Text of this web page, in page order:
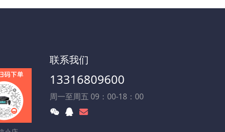
联系我们
13316809600
周一至周五 09：00-18：00